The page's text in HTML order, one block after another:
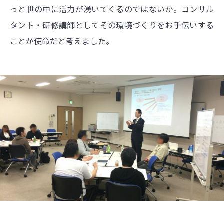
っと世の中に活力が湧いてくるのではないか。コンサル
タント・研修講師としてその環境づくりをお手伝いする
ことが使命だと考えました。